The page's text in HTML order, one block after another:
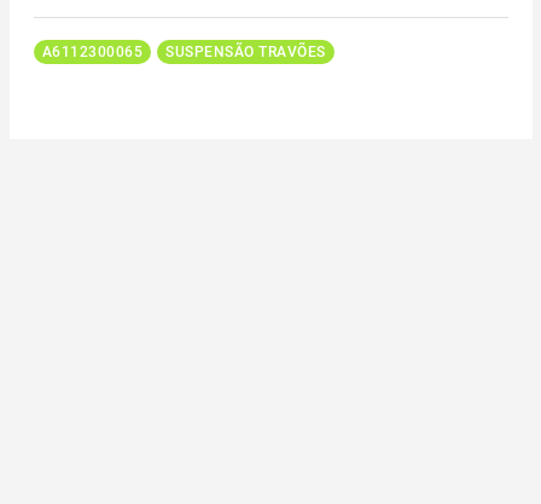
A6112300065 SUSPENSÃO TRAVÕES